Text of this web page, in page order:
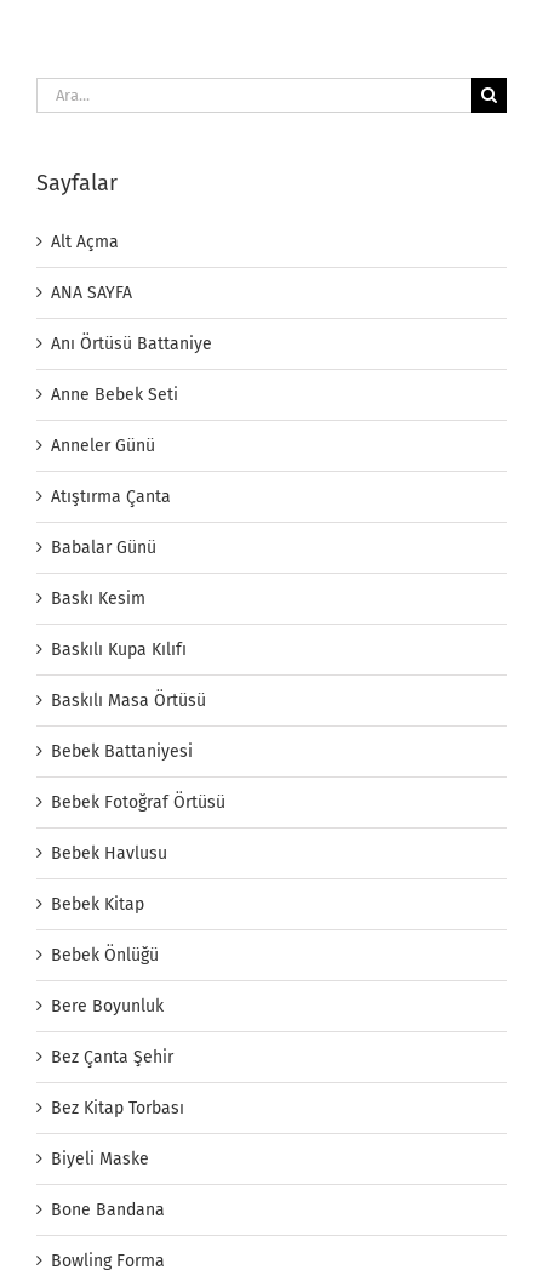
Ara:
Sayfalar
Alt Açma
ANA SAYFA
Anı Örtüsü Battaniye
Anne Bebek Seti
Anneler Günü
Atıştırma Çanta
Babalar Günü
Baskı Kesim
Baskılı Kupa Kılıfı
Baskılı Masa Örtüsü
Bebek Battaniyesi
Bebek Fotoğraf Örtüsü
Bebek Havlusu
Bebek Kitap
Bebek Önlüğü
Bere Boyunluk
Bez Çanta Şehir
Bez Kitap Torbası
Biyeli Maske
Bone Bandana
Bowling Forma